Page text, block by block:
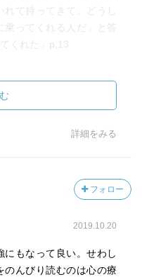
て持ってきて、どうし
乗ってくれる人だ」と答
くれた」p,13
乗って何とかしようとい
。
はできる。という話が
詳細をみる
フォロー
2019.10.20
もなって良い。せわし
のんびり読むのは心の療